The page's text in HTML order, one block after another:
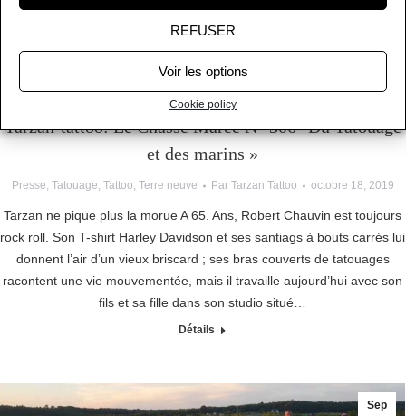
REFUSER
Voir les options
Cookie policy
Tarzan-tattoo: Le Chasse Marée N° 306″ Du Tatouage
et des marins »
Presse, Tatouage, Tattoo, Terre neuve Par Tarzan Tattoo octobre 18, 2019
Tarzan ne pique plus la morue A 65. Ans, Robert Chauvin est toujours
rock roll. Son T-shirt Harley Davidson et ses santiags à bouts carrés lui
donnent l’air d’un vieux briscard ; ses bras couverts de tatouages
racontent une vie mouvementée, mais il travaille aujourd’hui avec son
fils et sa fille dans son studio situé…
Détails
Sep